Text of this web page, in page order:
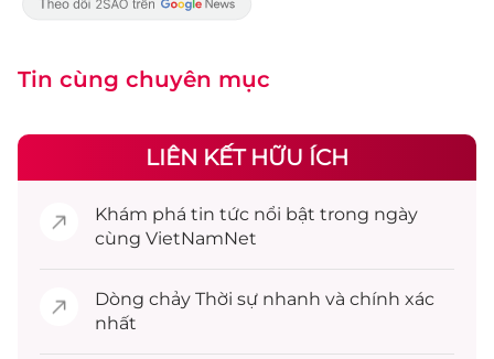
Tin cùng chuyên mục
LIÊN KẾT HỮU ÍCH
Khám phá tin tức nổi bật trong ngày
cùng VietNamNet
Dòng chảy Thời sự nhanh và chính xác
nhất